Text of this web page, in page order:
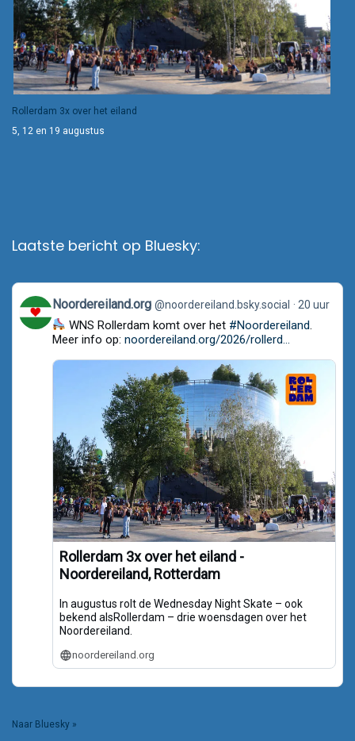
Rollerdam 3x over het eiland
5, 12 en 19 augustus
Laatste bericht op Bluesky:
View
post
by
Noordereiland.org
Noordereiland.org @noordereiland.bsky.social 20 uur
WNS Rollerdam komt over het #Noordereiland.
Meer info op: noordereiland.org/2026/rollerd...
Rollerdam 3x over het eiland -
Noordereiland, Rotterdam
In augustus rolt de Wednesday Night Skate – ook
bekend alsRollerdam – drie woensdagen over het
Noordereiland.
noordereiland.org
Naar Bluesky »